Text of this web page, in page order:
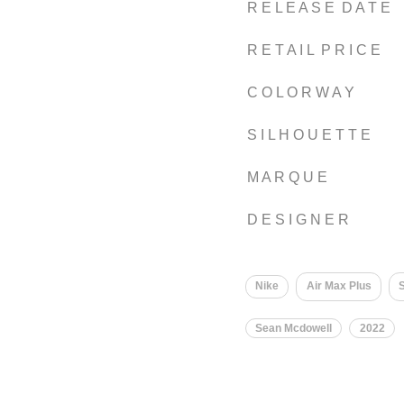
R E L E A S E D A T E
R E T A I L P R I C E
C O L O R W A Y
S I L H O U E T T E
M A R Q U E
D E S I G N E R
Nike Air Max Plus
Sean Mcdowell 2022